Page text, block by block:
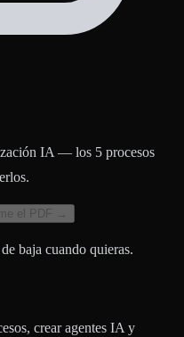
IA — los 5 procesos
el PDF →
baja cuando quieras.
crear agentes IA y